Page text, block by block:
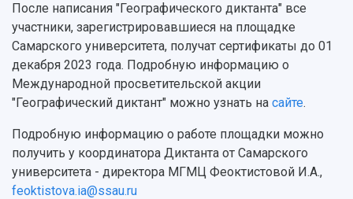
После написания "Географического диктанта" все
участники, зарегистрировавшиеся на площадке
Самарского университета, получат сертификаты до 01
декабря 2023 года. Подробную информацию о
Международной просветительской акции
"Географический диктант" можно узнать на сайте.
Подробную информацию о работе площадки можно
получить у координатора Диктанта от Самарского
университета - директора МГМЦ Феоктистовой И.А.,
feoktistova.ia@ssau.ru